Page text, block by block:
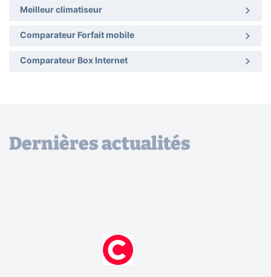
Meilleur climatiseur
Comparateur Forfait mobile
Comparateur Box Internet
Dernières actualités